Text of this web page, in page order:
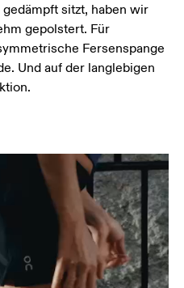
sitzt, haben wir
gepolstert. Für
Fersenspange
Und auf der langlebigen